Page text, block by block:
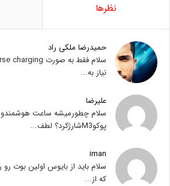
نظرها
حمیدرضا ملکی راد
نیاز به...
علیرضا
سلام چطورمیشه ساعت
پوکوM3شارژکرد؟ لطف...
iman
سلام باید از بایوس اولین بوت
که از...